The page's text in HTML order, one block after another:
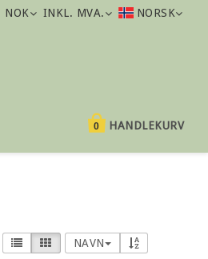
NOK INKL. MVA. NORSK
HANDLEKURV
0
NAVN